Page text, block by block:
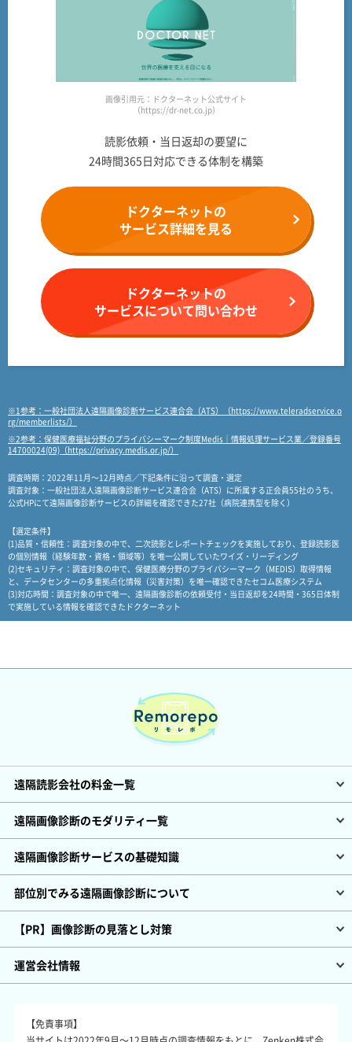
画像引用元：ドクターネット公式サイト
（https://dr-net.co.jp）
読影依頼・当日返却の要望に
24時間365日対応できる体制を構築
ドクターネットの
サービス詳細を見る
ドクターネットの
サービスについて問い合わせ
※1参考：一般社団法人遠隔画像診断サービス連合会（ATS）（https://www.teleradservice.o
rg/memberlists/）
※2参考：保健医療福祉分野のプライバシーマーク制度Medis｜情報処理サービス業／登録番号
14700024(09)（https://privacy.medis.or.jp/）
調査時期：2022年11月～12月時点／下記条件に沿って調査・選定
調査対象：一般社団法人遠隔画像診断サービス連合会（ATS）に所属する正会員55社のうち、
公式HPにて遠隔画像診断サービスの詳細を確認できた27社（病院連携型を除く）
【選定条件】
(1)品質・信頼性：調査対象の中で、二次読影とレポートチェックを実施しており、登録読影医
の個別情報（経験年数・資格・領域等）を唯一公開していたワイズ・リーディング
(2)セキュリティ：調査対象の中で、保健医療分野のプライバシーマーク（MEDIS）取得情報
と、データセンターの多重拠点化情報（災害対策）を唯一確認できたセコム医療システム
(3)対応時間：調査対象の中で唯一、遠隔画像診断の依頼受付・当日返却を24時間・365日体制
で実施している情報を確認できたドクターネット
遠隔読影会社の料金一覧
遠隔画像診断のモダリティ一覧
遠隔画像診断サービスの基礎知識
部位別でみる遠隔画像診断について
【PR】画像診断の見落とし対策
運営会社情報
【免責事項】